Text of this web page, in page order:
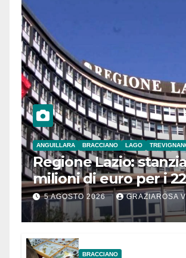
ANGUILLARA BRACCIANO LAGO
Regione Lazio:
milioni di euro per i
Comuni dell’Etruria
Meridionale
5 AGOSTO 2026 GRAZIAROSA
BRACCIANO